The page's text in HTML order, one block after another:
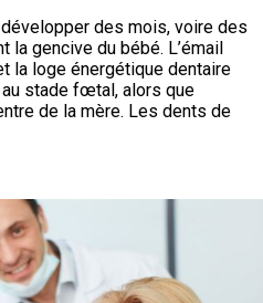
des mois, voire des
la gencive du bébé. L’émail
la loge énergétique dentaire
stade fœtal, alors que
de la mère. Les dents de